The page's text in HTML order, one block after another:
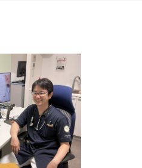
症・心筋梗塞・心不全・
脳梗…